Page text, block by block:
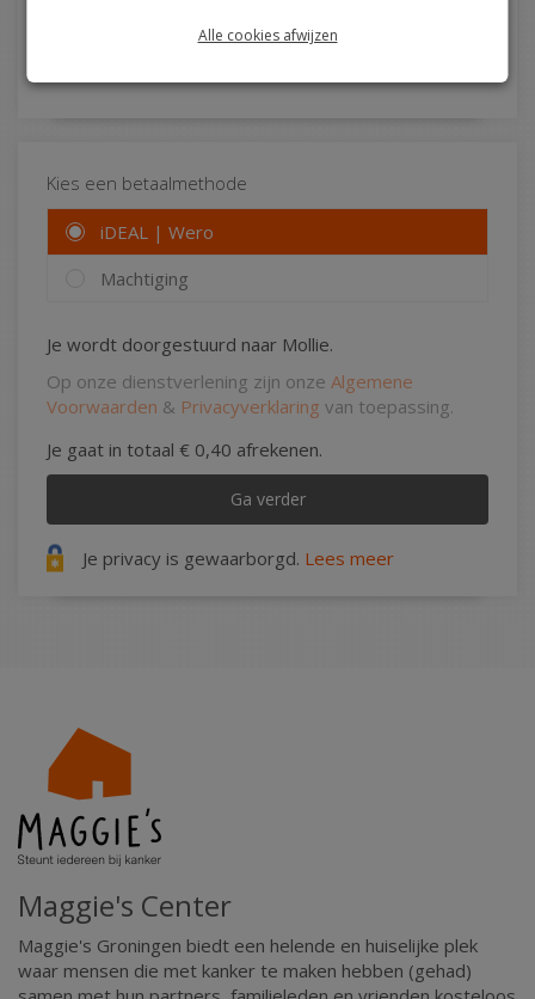
Wil je op de hoogte blijven van onze activiteiten?
Kies een betaalmethode
iDEAL | Wero
Machtiging
Je wordt doorgestuurd naar Mollie.
Op onze dienstverlening zijn onze Algemene
Voorwaarden & Privacyverklaring van toepassing.
Je gaat in totaal € 0,40 afrekenen.
Ga verder
Je privacy is gewaarborgd. Lees meer
Maggie's Center
Maggie's Groningen biedt een helende en huiselijke plek
waar mensen die met kanker te maken hebben (gehad)
Privacy Algemene voorwaarden Cookies
Alle cookies afwijzen